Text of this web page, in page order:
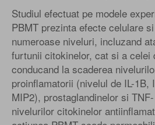
Studiul efectuat pe modele
PBMT prezinta efecte celulare
numeroase niveluri, incluzand
furtunii citokinelor, cat si a celei
conducand la scaderea
proinflamatorii (nivelul de IL-1B,
MIP2), prostaglandinelor si
nivelurilor citokinelor